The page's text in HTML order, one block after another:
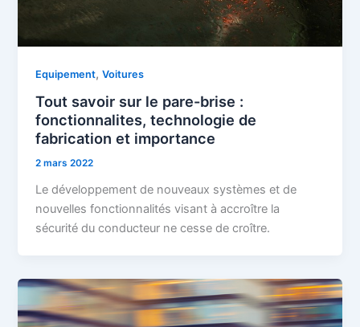
Equipement,Voitures
Tout savoir sur le pare-brise :
fonctionnalites, technologie de
fabrication et importance
2 mars 2022
Le développement de nouveaux systèmes et de
nouvelles fonctionnalités visant à accroître la
sécurité du conducteur ne cesse de croître.